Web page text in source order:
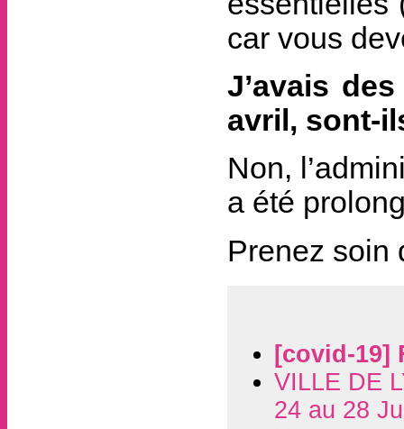
car vous
J’avais
avril, sont-
Non,
a été
Prenez soin
[covid-19]
VILLE DE
24 au 28